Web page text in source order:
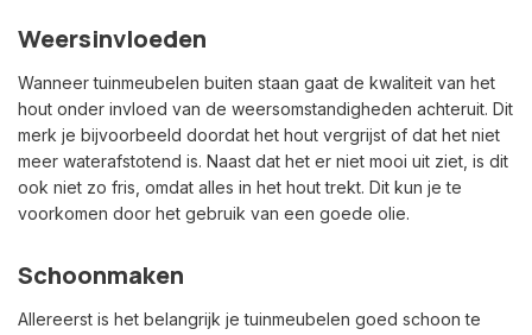
Weersinvloeden
Wanneer tuinmeubelen buiten staan gaat de kwaliteit van het
hout onder invloed van de weersomstandigheden achteruit. Dit
merk je bijvoorbeeld doordat het hout vergrijst of dat het niet
meer waterafstotend is. Naast dat het er niet mooi uit ziet, is dit
ook niet zo fris, omdat alles in het hout trekt. Dit kun je te
voorkomen door het gebruik van een goede olie.
Schoonmaken
Allereerst is het belangrijk je tuinmeubelen goed schoon te